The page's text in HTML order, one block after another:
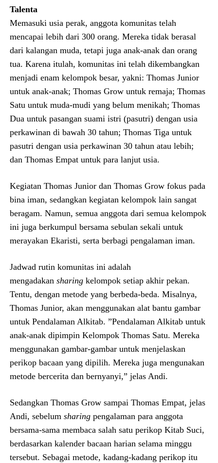
Talenta
Memasuki usia perak, anggota komunitas telah
mencapai lebih dari 300 orang. Mereka tidak berasal
dari kalangan muda, tetapi juga anak-anak dan orang
tua. Karena itulah, komunitas ini telah dikembangkan
menjadi enam kelompok besar, yakni: Thomas Junior
untuk anak-anak; Thomas Grow untuk remaja; Thomas
Satu untuk muda-mudi yang belum menikah; Thomas
Dua untuk pasangan suami istri (pasutri) dengan usia
perkawinan di bawah 30 tahun; Thomas Tiga untuk
pasutri dengan usia perkawinan 30 tahun atau lebih;
dan Thomas Empat untuk para lanjut usia.
Kegiatan Thomas Junior dan Thomas Grow fokus pada
bina iman, sedangkan kegiatan kelompok lain sangat
beragam. Namun, semua anggota dari semua kelompok
ini juga berkumpul bersama sebulan sekali untuk
merayakan Ekaristi, serta berbagi pengalaman iman.
Jadwad rutin komunitas ini adalah
mengadakan sharing kelompok setiap akhir pekan.
Tentu, dengan metode yang berbeda-beda. Misalnya,
Thomas Junior, akan menggunakan alat bantu gambar
untuk Pendalaman Alkitab. ”Pendalaman Alkitab untuk
anak-anak dipimpin Kelompok Thomas Satu. Mereka
menggunakan gambar-gambar untuk menjelaskan
perikop bacaan yang dipilih. Mereka juga mengunakan
metode bercerita dan bernyanyi,” jelas Andi.
Sedangkan Thomas Grow sampai Thomas Empat, jelas
Andi, sebelum sharing pengalaman para anggota
bersama-sama membaca salah satu perikop Kitab Suci,
berdasarkan kalender bacaan harian selama minggu
tersebut. Sebagai metode, kadang-kadang perikop itu